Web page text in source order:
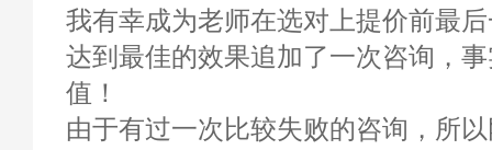
我有幸成为老师在选对上提价前最
达到最佳的效果追加了一次咨询，
值！
由于有过一次比较失败的咨询，所